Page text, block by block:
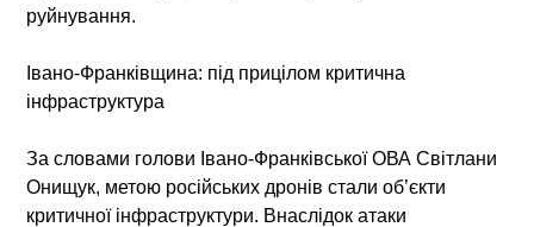
руйнування.
Івано-Франківщина: під прицілом критична
інфраструктура
За словами голови Івано-Франківської ОВА Світлани
Онищук, метою російських дронів стали об’єкти
критичної інфраструктури. Внаслідок атаки